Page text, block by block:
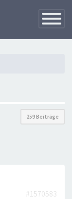
259 Beiträge
#1570583